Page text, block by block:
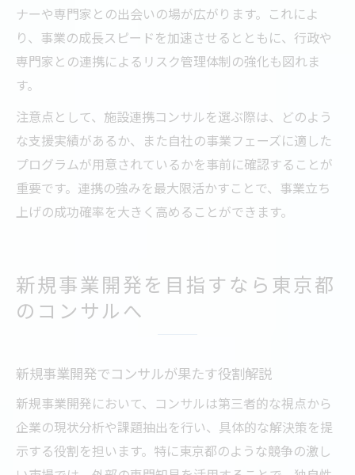
ナーや専門家との出会いの場が広がります。これによ
り、事業の成長スピードを加速させるとともに、行政や
専門家との連携によるリスク管理体制の強化も図れま
す。
注意点として、施設連携コンサルを選ぶ際は、どのよう
な支援実績があるか、また自社の事業フェーズに適した
プログラムが用意されているかを事前に確認することが
重要です。連携の強みを最大限活かすことで、事業立ち
上げの成功確率を大きく高めることができます。
新規事業開発を目指すなら東京都
のコンサルへ
新規事業開発でコンサルが果たす役割解説
新規事業開発において、コンサルは第三者的な視点から
企業の現状分析や課題抽出を行い、具体的な解決策を提
示する役割を担います。特に東京都のような競争の激し